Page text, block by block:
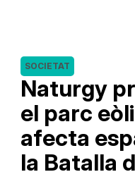
Naturgy
el parc
afecta
la Batalla
SOCIETAT